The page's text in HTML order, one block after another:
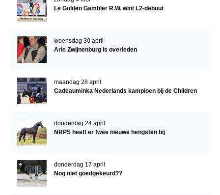
Le Golden Gambler R.W. wint L2-debuut
woensdag 30 april
Arie Zwijnenburg is overleden
maandag 28 april
Cadeauminka Nederlands kampioen bij de Children
donderdag 24 april
NRPS heeft er twee nieuwe hengsten bij
donderdag 17 april
Nog niet goedgekeurd??